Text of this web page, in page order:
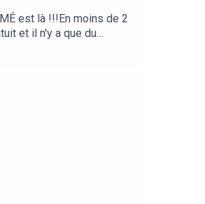
est là !!!En moins de 2
et il n'y a que du
: cliquez ici